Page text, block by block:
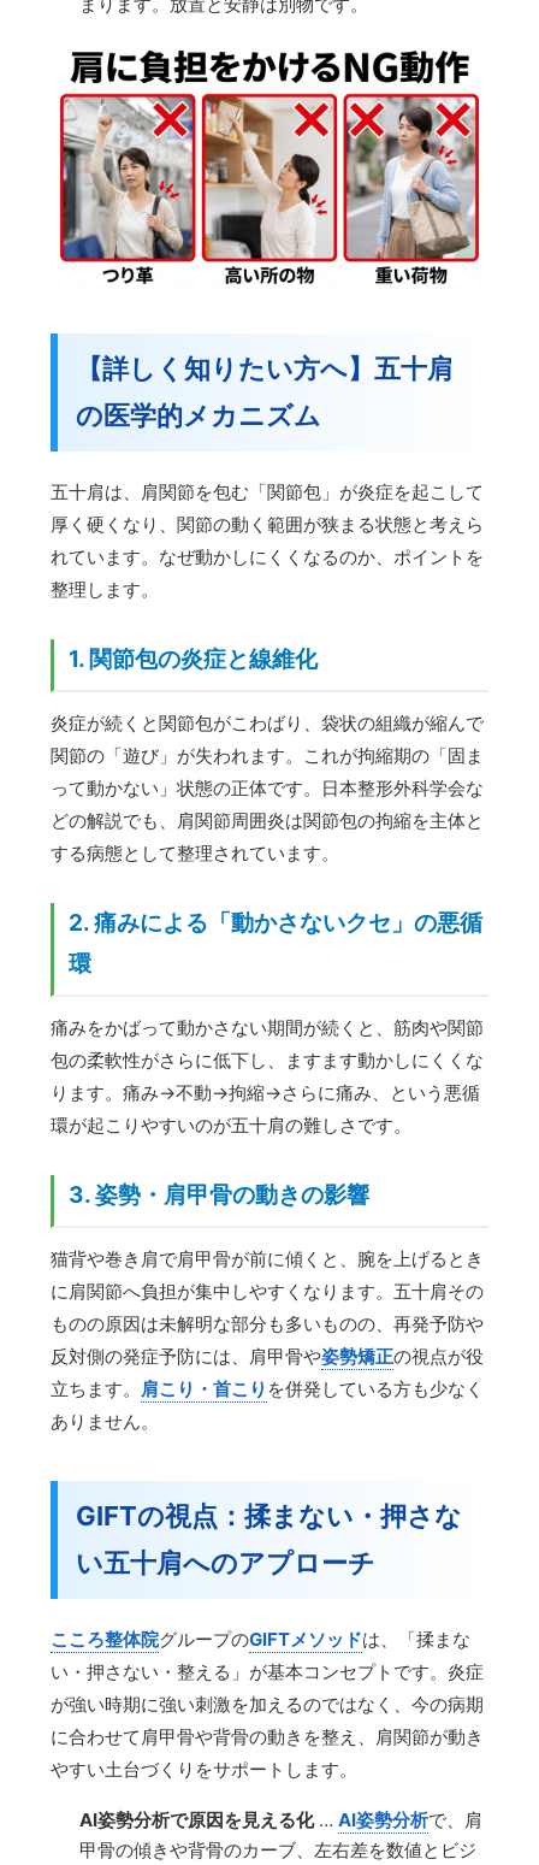
【詳しく知りたい方へ】五十肩
の医学的メカニズム
五十肩は、肩関節を包む「関節包」が炎症を起こして
厚く硬くなり、関節の動く範囲が狭まる状態と考えら
れています。なぜ動かしにくくなるのか、ポイントを
整理します。
1. 関節包の炎症と線維化
炎症が続くと関節包がこわばり、袋状の組織が縮んで
関節の「遊び」が失われます。これが拘縮期の「固ま
って動かない」状態の正体です。日本整形外科学会な
どの解説でも、肩関節周囲炎は関節包の拘縮を主体と
する病態として整理されています。
2. 痛みによる「動かさないクセ」の悪循
環
痛みをかばって動かさない期間が続くと、筋肉や関節
包の柔軟性がさらに低下し、ますます動かしにくくな
ります。痛み→不動→拘縮→さらに痛み、という悪循
環が起こりやすいのが五十肩の難しさです。
3. 姿勢・肩甲骨の動きの影響
猫背や巻き肩で肩甲骨が前に傾くと、腕を上げるとき
に肩関節へ負担が集中しやすくなります。五十肩その
ものの原因は未解明な部分も多いものの、再発予防や
反対側の発症予防には、肩甲骨や姿勢矯正の視点が役
立ちます。 肩こり・首こり を併発している方も少なく
ありません。
GIFTの視点：揉まない・押さな
い五十肩へのアプローチ
こころ整体院グループのGIFTメソッドは、「揉まな
い・押さない・整える」が基本コンセプトです。炎症
が強い時期に強い刺激を加えるのではなく、今の病期
に合わせて肩甲骨や背骨の動きを整え、肩関節が動き
やすい土台づくりをサポートします。
AI姿勢分析で原因を見える化…AI姿勢分析で、肩
甲骨の傾きや背骨のカーブ、左右差を数値とビジ